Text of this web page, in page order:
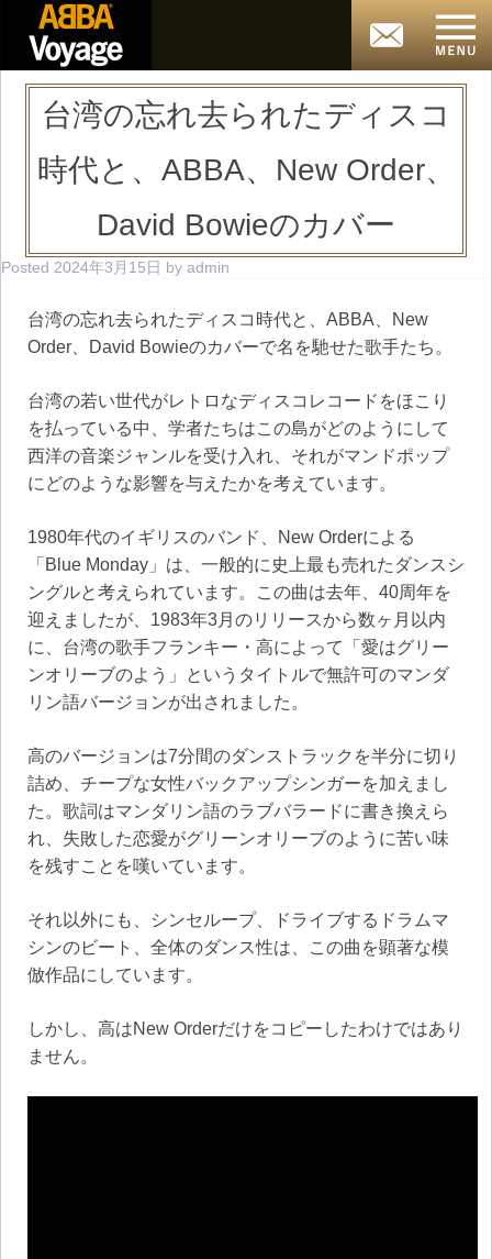
台湾の忘れ去られたディスコ
時代と、ABBA、New Order、
David Bowieのカバー
Posted 2024年3月15日 by admin
台湾の忘れ去られたディスコ時代と、ABBA、New
Order、David Bowieのカバーで名を馳せた歌手たち。
台湾の若い世代がレトロなディスコレコードをほこり
を払っている中、学者たちはこの島がどのようにして
西洋の音楽ジャンルを受け入れ、それがマンドポップ
にどのような影響を与えたかを考えています。
1980年代のイギリスのバンド、New Orderによる
「Blue Monday」は、一般的に史上最も売れたダンスシ
ングルと考えられています。この曲は去年、40周年を
迎えましたが、1983年3月のリリースから数ヶ月以内
に、台湾の歌手フランキー・高によって「愛はグリー
ンオリーブのよう」というタイトルで無許可のマンダ
リン語バージョンが出されました。
高のバージョンは7分間のダンストラックを半分に切り
詰め、チープな女性バックアップシンガーを加えまし
た。歌詞はマンダリン語のラブバラードに書き換えら
れ、失敗した恋愛がグリーンオリーブのように苦い味
を残すことを嘆いています。
それ以外にも、シンセループ、ドライブするドラムマ
シンのビート、全体のダンス性は、この曲を顕著な模
倣作品にしています。
しかし、高はNew Orderだけをコピーしたわけではあり
ません。